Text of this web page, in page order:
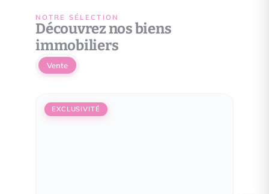
NOTRE SÉLECTION
Découvrez nos biens
immobiliers
Vente
EXCLUSIVITÉ